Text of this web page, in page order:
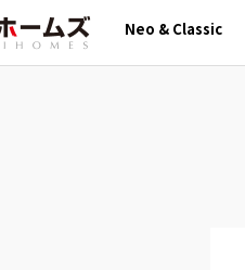
Neo & Classic